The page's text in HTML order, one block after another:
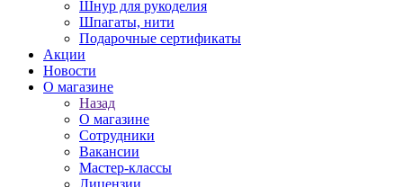
Шнур для рукоделия
Шпагаты, нити
Подарочные сертификаты
Акции
Новости
О магазине
Назад
О магазине
Сотрудники
Вакансии
Мастер-классы
Лицензии